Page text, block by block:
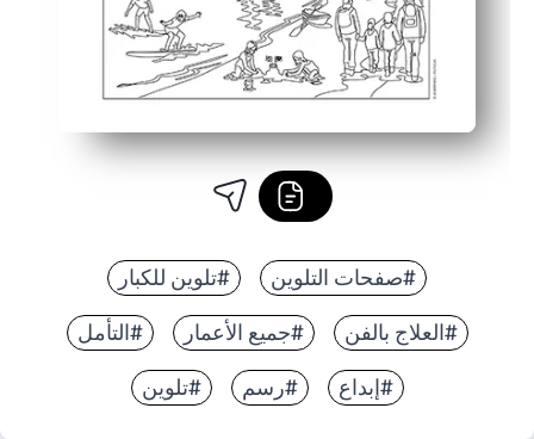
#صفحات التلوين #تلوين للكبار
#العلاج بالفن #جميع الأعمار #التأمل
#إبداع #رسم #تلوين